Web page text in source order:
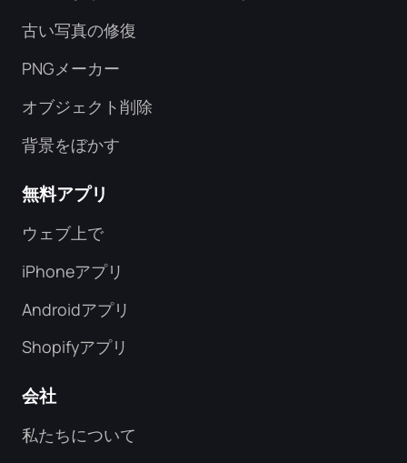
古い写真の修復
PNGメーカー
オブジェクト削除
背景をぼかす
無料アプリ
ウェブ上で
iPhoneアプリ
Androidアプリ
Shopifyアプリ
会社
私たちについて